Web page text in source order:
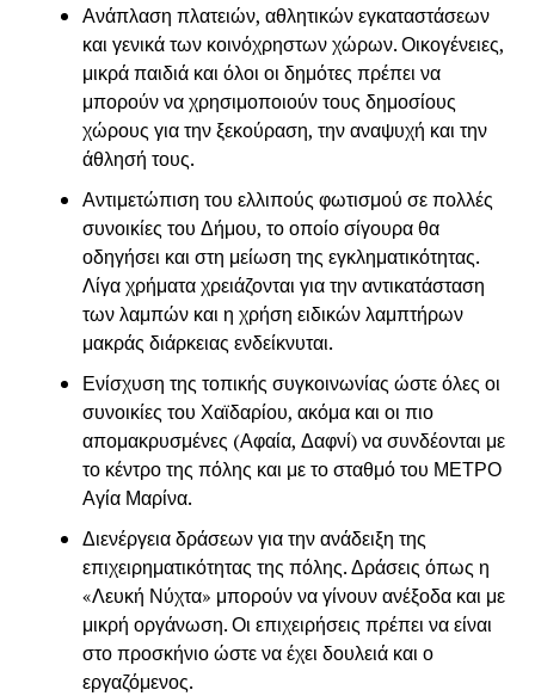
Ανάπλαση πλατειών, αθλητικών εγκαταστάσεων
και γενικά των κοινόχρηστων χώρων. Οικογένειες,
μικρά παιδιά και όλοι οι δημότες πρέπει να
μπορούν να χρησιμοποιούν τους δημοσίους
χώρους για την ξεκούραση, την αναψυχή και την
άθλησή τους.
Αντιμετώπιση του ελλιπούς φωτισμού σε πολλές
συνοικίες του Δήμου, το οποίο σίγουρα θα
οδηγήσει και στη μείωση της εγκληματικότητας.
Λίγα χρήματα χρειάζονται για την αντικατάσταση
των λαμπών και η χρήση ειδικών λαμπτήρων
μακράς διάρκειας ενδείκνυται.
Ενίσχυση της τοπικής συγκοινωνίας ώστε όλες οι
συνοικίες του Χαϊδαρίου, ακόμα και οι πιο
απομακρυσμένες (Αφαία, Δαφνί) να συνδέονται με
το κέντρο της πόλης και με το σταθμό του ΜΕΤΡΟ
Αγία Μαρίνα.
Διενέργεια δράσεων για την ανάδειξη της
επιχειρηματικότητας της πόλης. Δράσεις όπως η
«Λευκή Νύχτα» μπορούν να γίνουν ανέξοδα και με
μικρή οργάνωση. Οι επιχειρήσεις πρέπει να είναι
στο προσκήνιο ώστε να έχει δουλειά και ο
εργαζόμενος.